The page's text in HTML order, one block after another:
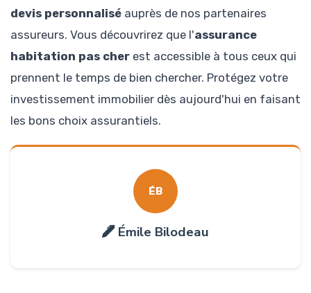
devis personnalisé auprès de nos partenaires
assureurs. Vous découvrirez que l'assurance
habitation pas cher est accessible à tous ceux qui
prennent le temps de bien chercher. Protégez votre
investissement immobilier dès aujourd'hui en faisant
les bons choix assurantiels.
ÉB
Émile Bilodeau